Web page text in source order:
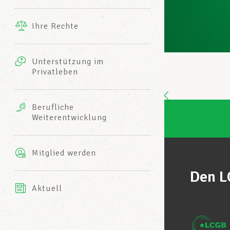
INFO-CENTER
des LCGBs
Ihre Rechte
Unterstützung im
Privatleben
Leistungen
Mutuelle
AXA
Berufliche
Weiterentwicklung
Mitglied werden
Aktuell
Den